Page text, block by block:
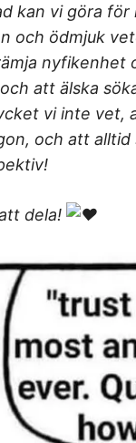
kan vi göra
och ödmjuk
nyfikenhet
att älska
vi inte vet,
och att alltid
dela!